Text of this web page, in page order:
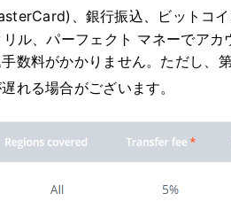
、銀行振込、ビットコ
ル、パーフェクト マネーでアカ
数料がかかりません。 ただし、
れる場合がございます。